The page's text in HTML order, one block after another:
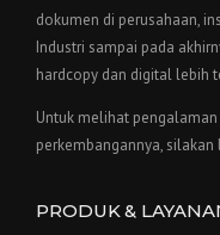
dokumen di perusahaan,
Industri sampai pada
hardcopy dan digital lebih
Untuk melihat
perkembangannya,
PRODUK &